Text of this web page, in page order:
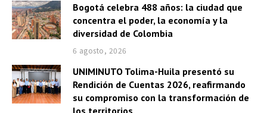
Bogotá celebra 488 años: la ciudad que
concentra el poder, la economía y la
diversidad de Colombia
6 agosto, 2026
UNIMINUTO Tolima-Huila presentó su
Rendición de Cuentas 2026, reafirmando
su compromiso con la transformación de
los territorios